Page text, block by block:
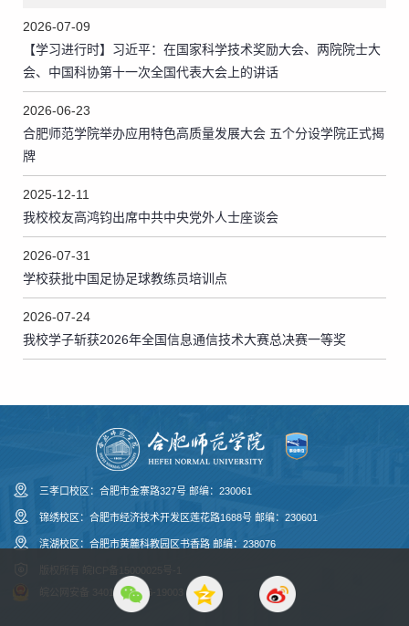
2026-07-09
【学习进行时】习近平：在国家科学技术奖励大会、两院院士大
会、中国科协第十一次全国代表大会上的讲话
2026-06-23
合肥师范学院举办应用特色高质量发展大会 五个分设学院正式揭
牌
2025-12-11
我校校友高鸿钧出席中共中央党外人士座谈会
2026-07-31
学校获批中国足协足球教练员培训点
2026-07-24
我校学子斩获2026年全国信息通信技术大赛总决赛一等奖
三孝口校区：合肥市金寨路327号 邮编：230061
锦绣校区：合肥市经济技术开发区莲花路1688号 邮编：230601
滨湖校区：合肥市黄麓科教园区书香路 邮编：238076
皖公网安备 34010043366-19003